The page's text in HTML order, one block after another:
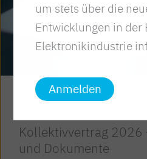
ARBEITSWELT & BILDUNG
Kollektivvertrag 2026
und Dokumente
um stets über die
Entwicklungen in der
Elektronikindustrie
Anmelden